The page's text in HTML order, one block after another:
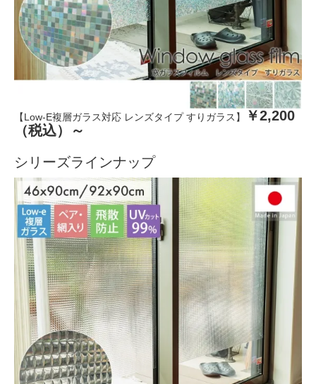
【Low-E複層ガラス対応 レンズタイプ すりガラス】
￥2,200
（税込）～
シリーズラインナップ